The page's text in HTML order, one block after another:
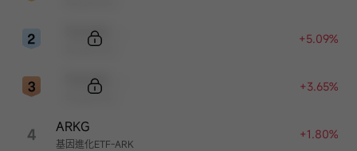
+5.09%
+3.65%
4 基因進化ETF-ARK
ARKG +1.80%